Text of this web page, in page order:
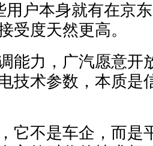
用户本身就有在京
受度天然更高。
能力，广汽愿意开
技术参数，本质是
它不是车企，而是